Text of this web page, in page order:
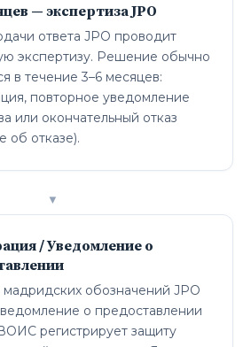
— экспертиза JPO
ответа JPO проводит
экспертизу. Решение обычно
в течение 3–6 месяцев:
повторное уведомление
или окончательный отказ
об отказе).
▼
/ Уведомление о
мадридских обозначений JPO
о предоставлении
регистрирует защиту